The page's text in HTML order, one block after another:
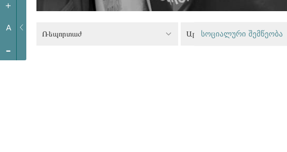
+
A
-
Ռեպորտաժ Արդարության և ժողովրդավարու
სოციალური შემწეობა